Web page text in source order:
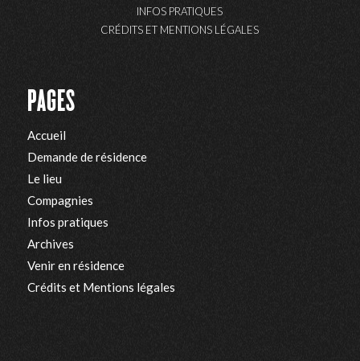
INFOS PRATIQUES
CRÉDITS ET MENTIONS LÉGALES
PAGES
Accueil
Demande de résidence
Le lieu
Compagnies
Infos pratiques
Archives
Venir en résidence
Crédits et Mentions légales